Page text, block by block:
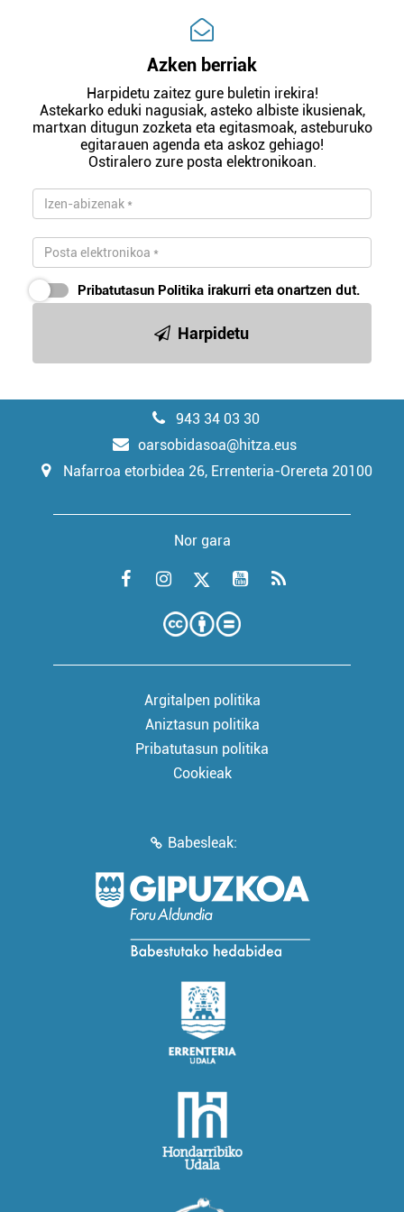
Azken berriak
Harpidetu zaitez gure buletin irekira!
Astekarko eduki nagusiak, asteko albiste ikusienak,
martxan ditugun zozketa eta egitasmoak, asteburuko
egitarauen agenda eta askoz gehiago!
Ostiralero zure posta elektronikoan.
Pribatutasun Politika irakurri eta onartzen dut.
Harpidetu
943 34 03 30
oarsobidasoa@hitza.eus
Nafarroa etorbidea 26, Errenteria-Orereta 20100
Nor gara
Argitalpen politika
Aniztasun politika
Pribatutasun politika
Cookieak
Babesleak: